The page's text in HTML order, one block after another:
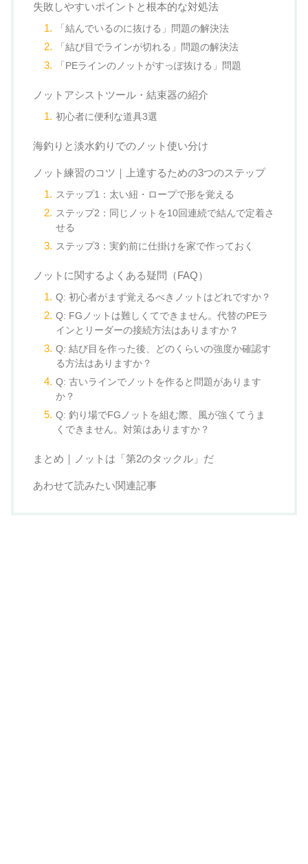
失敗しやすいポイントと根本的な対処法
「結んでいるのに抜ける」問題の解決法
「結び目でラインが切れる」問題の解決法
「PEラインのノットがすっぽ抜ける」問題
ノットアシストツール・結束器の紹介
初心者に便利な道具3選
海釣りと淡水釣りでのノット使い分け
ノット練習のコツ｜上達するための3つのステップ
ステップ1：太い紐・ロープで形を覚える
ステップ2：同じノットを10回連続で結んで定着さ
せる
ステップ3：実釣前に仕掛けを家で作っておく
ノットに関するよくある疑問（FAQ）
Q: 初心者がまず覚えるべきノットはどれですか？
Q: FGノットは難しくてできません。代替のPEラ
インとリーダーの接続方法はありますか？
Q: 結び目を作った後、どのくらいの強度か確認す
る方法はありますか？
Q: 古いラインでノットを作ると問題があります
か？
Q: 釣り場でFGノットを組む際、風が強くてうま
くできません。対策はありますか？
まとめ｜ノットは「第2のタックル」だ
あわせて読みたい関連記事